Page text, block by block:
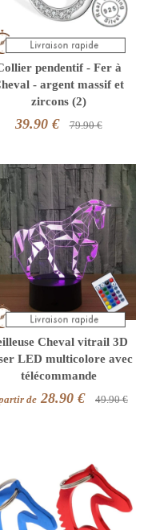
pendentif - Fer à
- argent massif et
zircons (2)
39.90 € 79.90 €
Cheval vitrail 3D
LED multicolore avec
télécommande
de 28.90 € 49.90 €